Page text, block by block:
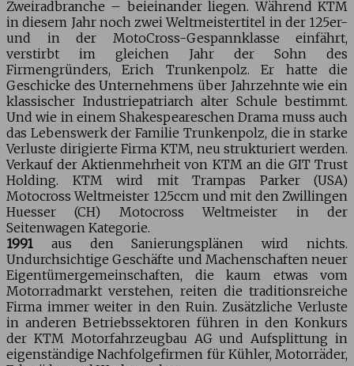
Zweiradbranche – beieinander liegen. Während KTM
in diesem Jahr noch zwei Weltmeistertitel in der 125er-
und in der MotoCross-Gespannklasse einfährt,
verstirbt im gleichen Jahr der Sohn des
Firmengründers, Erich Trunkenpolz. Er hatte die
Geschicke des Unternehmens über Jahrzehnte wie ein
klassischer Industriepatriarch alter Schule bestimmt.
Und wie in einem Shakespeareschen Drama muss auch
das Lebenswerk der Familie Trunkenpolz, die in starke
Verluste dirigierte Firma KTM, neu strukturiert werden.
Verkauf der Aktienmehrheit von KTM an die GIT Trust
Holding. KTM wird mit Trampas Parker (USA)
Motocross Weltmeister 125ccm und mit den Zwillingen
Huesser (CH) Motocross Weltmeister in der
Seitenwagen Kategorie.
1991 aus den Sanierungsplänen wird nichts.
Undurchsichtige Geschäfte und Machenschaften neuer
Eigentümergemeinschaften, die kaum etwas vom
Motorradmarkt verstehen, reiten die traditionsreiche
Firma immer weiter in den Ruin. Zusätzliche Verluste
in anderen Betriebssektoren führen in den Konkurs
der KTM Motorfahrzeugbau AG und Aufsplittung in
eigenständige Nachfolgefirmen für Kühler, Motorräder,